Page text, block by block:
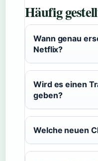
Häufig
Wann genau
Netflix?
Wird es einen
geben?
Welche neuen